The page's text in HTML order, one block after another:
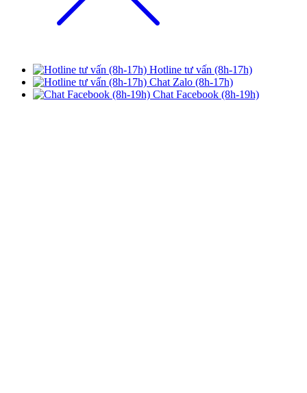
Hotline tư vấn (8h-17h)
Chat Zalo (8h-17h)
Chat Facebook (8h-19h)